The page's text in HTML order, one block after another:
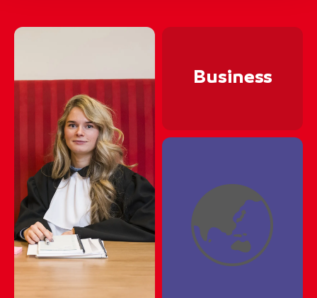
📞🖥📞🖥📞🖥📞🖥📞🖥📞🖥
Business
🌏